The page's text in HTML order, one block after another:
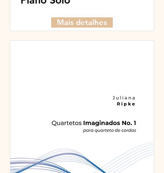
Mais detalhes